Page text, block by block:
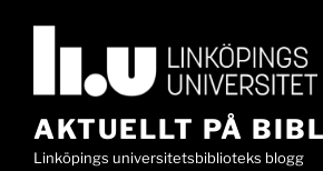
AKTUELLT PÅ
Linköpings universitetsbiblioteks blogg